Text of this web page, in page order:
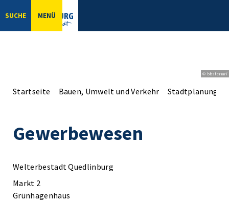
SUCHE MENÜ
© bbsferrari
Startseite Bauen, Umwelt und Verkehr Stadtplanung
Gewerbewesen
Welterbestadt Quedlinburg
Markt 2
Grünhagenhaus